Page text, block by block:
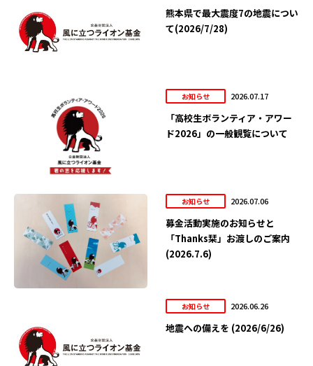
熊本県で最大震度7の地震につい
て(2026/7/28)
お知らせ 2026.07.17
「高校生ボランティア・アワー
ド2026」の一般観覧について
お知らせ 2026.07.06
募金活動実施のお知らせと
「Thanks栞」お渡しのご案内
(2026.7.6)
お知らせ 2026.06.26
地震への備えを (2026/6/26)